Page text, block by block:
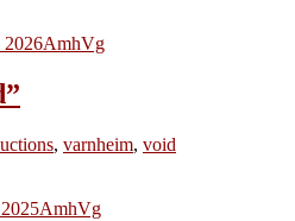
2026AmhVg
, varnheim, void
AmhVg